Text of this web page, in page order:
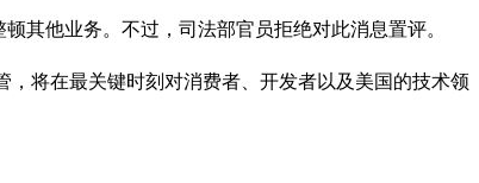
其他业务。不过，司法部官员拒绝对此消息置评。
将在最关键时刻对消费者、开发者以及美国的技术领